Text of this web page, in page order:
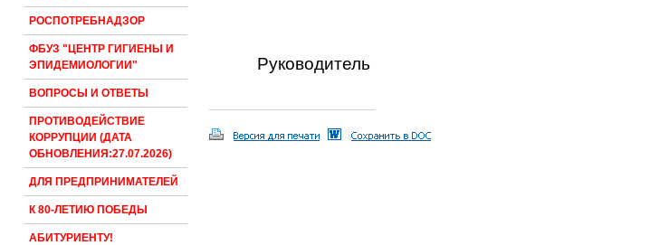
РОСПОТРЕБНАДЗОР
ФБУЗ "ЦЕНТР ГИГИЕНЫ И
ЭПИДЕМИОЛОГИИ"
ВОПРОСЫ И ОТВЕТЫ
ПРОТИВОДЕЙСТВИЕ
КОРРУПЦИИ (ДАТА
ОБНОВЛЕНИЯ:27.07.2026)
ДЛЯ ПРЕДПРИНИМАТЕЛЕЙ
К 80-ЛЕТИЮ ПОБЕДЫ
АБИТУРИЕНТУ!
Руководитель